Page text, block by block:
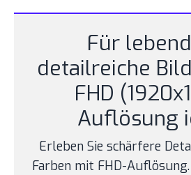
Für
detailreiche
FHD
Auflösung
Erleben Sie schärfere
Farben mit FHD-